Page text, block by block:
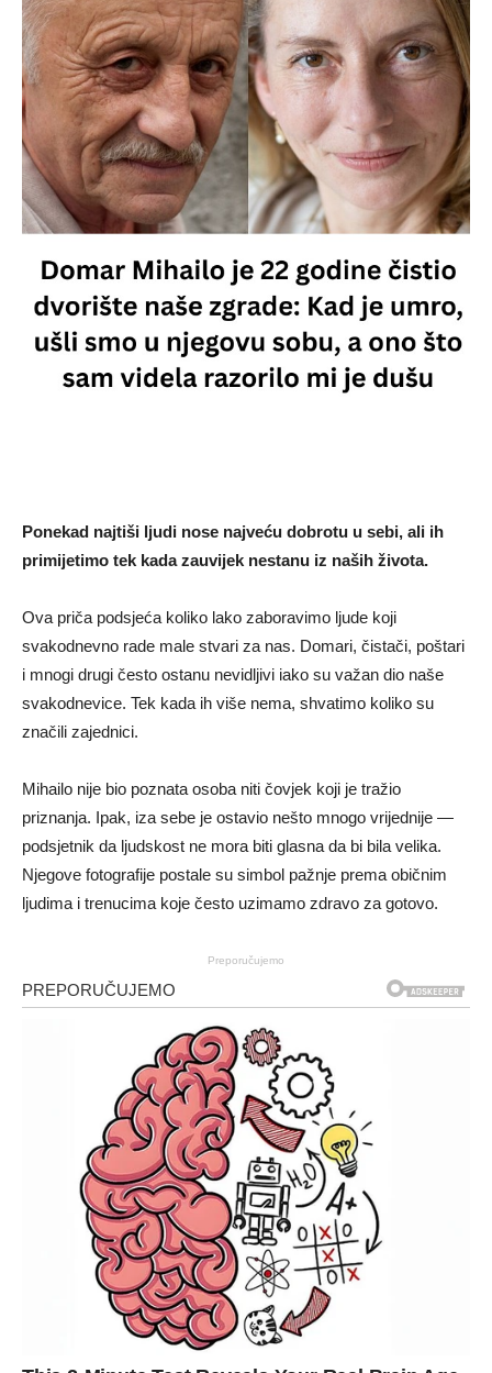
Ponekad najtiši ljudi nose najveću dobrotu u sebi, ali ih
primijetimo tek kada zauvijek nestanu iz naših života.
Ova priča podsjeća koliko lako zaboravimo ljude koji
svakodnevno rade male stvari za nas. Domari, čistači, poštari
i mnogi drugi često ostanu nevidljivi iako su važan dio naše
svakodnevice. Tek kada ih više nema, shvatimo koliko su
značili zajednici.
Mihailo nije bio poznata osoba niti čovjek koji je tražio
priznanja. Ipak, iza sebe je ostavio nešto mnogo vrijednije —
podsjetnik da ljudskost ne mora biti glasna da bi bila velika.
Njegove fotografije postale su simbol pažnje prema običnim
ljudima i trenucima koje često uzimamo zdravo za gotovo.
Preporučujemo